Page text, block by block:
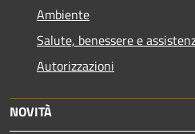
Ambiente
Salute, benessere e
Autorizzazioni
NOVITÀ